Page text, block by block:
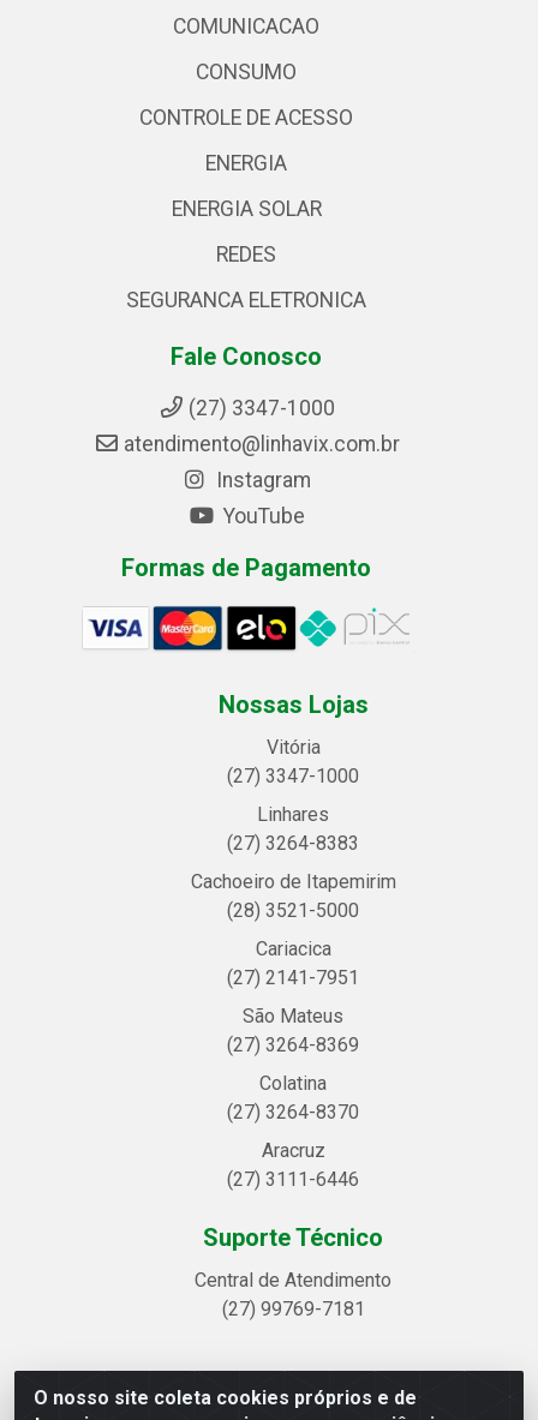
O nosso site coleta cookies próprios e de
COMUNICACAO
CONSUMO
CONTROLE DE ACESSO
ENERGIA
ENERGIA SOLAR
REDES
SEGURANCA ELETRONICA
Fale Conosco
(27) 3347-1000
atendimento@linhavix.com.br
Instagram
YouTube
Formas de Pagamento
Nossas Lojas
Vitória
(27) 3347-1000
Linhares
(27) 3264-8383
Cachoeiro de Itapemirim
(28) 3521-5000
Cariacica
(27) 2141-7951
São Mateus
(27) 3264-8369
Colatina
(27) 3264-8370
Aracruz
(27) 3111-6446
Suporte Técnico
Central de Atendimento
(27) 99769-7181
Linhavix Distribuidora LTDA - Avenida Alegre, 2521 -